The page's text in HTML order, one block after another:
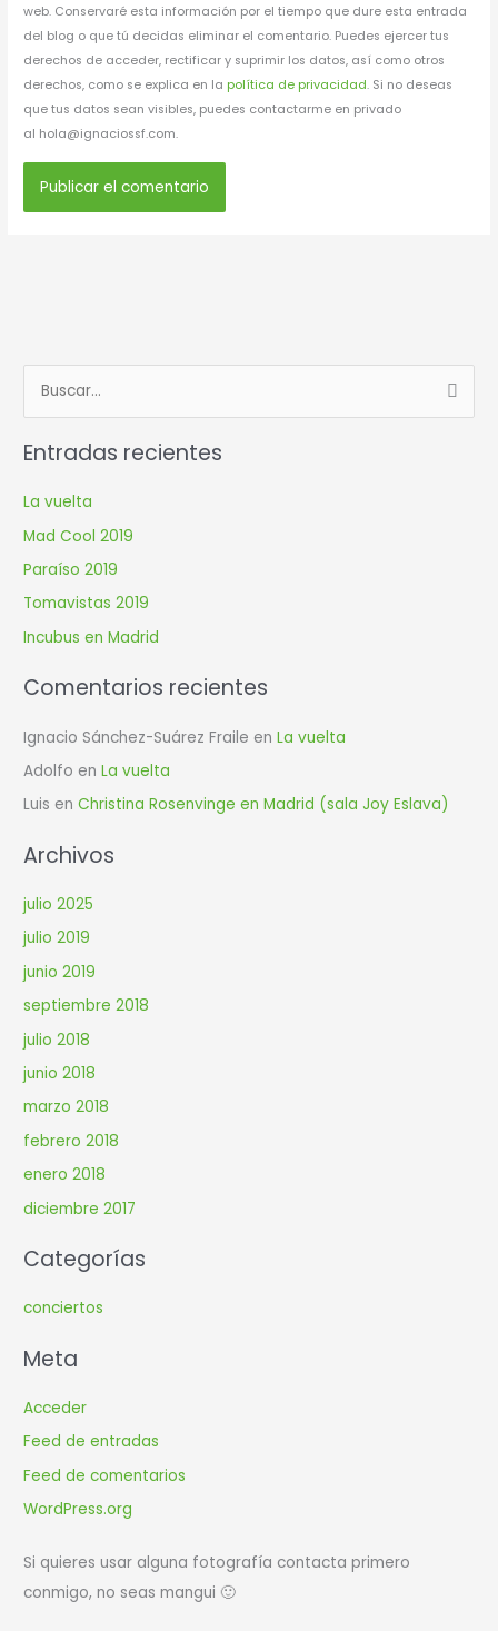
web. Conservaré esta información por el tiempo que dure esta entrada
del blog o que tú decidas eliminar el comentario. Puedes ejercer tus
derechos de acceder, rectificar y suprimir los datos, así como otros
derechos, como se explica en la política de privacidad. Si no deseas
que tus datos sean visibles, puedes contactarme en privado
al hola@ignaciossf.com.
u
s
a
r
p
o
r
Entradas recientes
La vuelta
Mad Cool 2019
Paraíso 2019
Tomavistas 2019
Incubus en Madrid
Comentarios recientes
Ignacio Sánchez-Suárez Fraile enLa vuelta
Adolfo enLa vuelta
Luis enChristina Rosenvinge en Madrid (sala Joy Eslava)
Archivos
julio 2025
julio 2019
junio 2019
septiembre 2018
julio 2018
junio 2018
marzo 2018
febrero 2018
enero 2018
diciembre 2017
Categorías
conciertos
Meta
Acceder
Feed de entradas
Feed de comentarios
WordPress.org
Si quieres usar alguna fotografía contacta primero
conmigo, no seas mangui 🙂